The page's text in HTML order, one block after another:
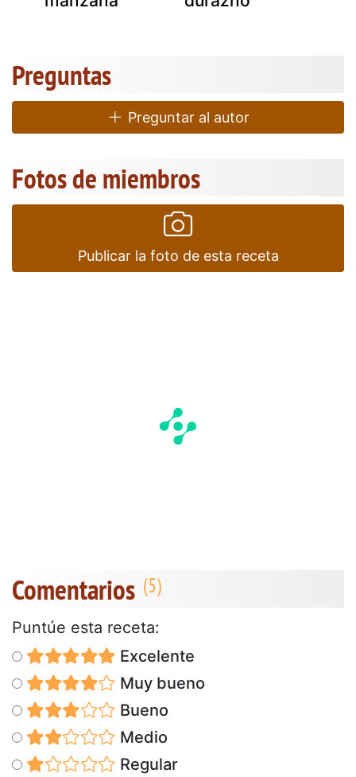
Preguntas
Preguntar al autor
Fotos de miembros
Publicar la foto de esta receta
Comentarios
Puntúe esta receta:
Excelente
Muy bueno
Bueno
Medio
Regular